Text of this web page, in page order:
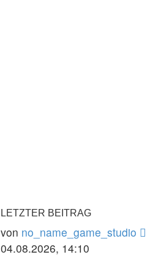
LETZTER BEITRAG
von no_name_game_studio
04.08.2026, 14:10